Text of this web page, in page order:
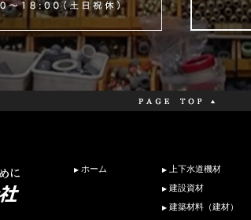
ホーム
上下水道機材
建設資材
建築材料（建材）